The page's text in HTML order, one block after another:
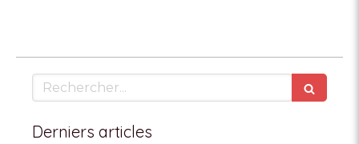
Rechercher
Derniers articles